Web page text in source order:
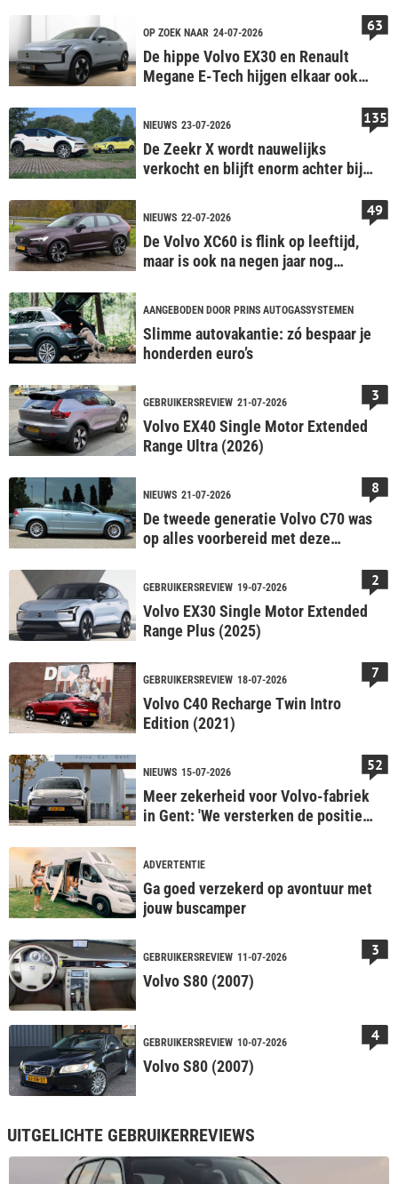
OP ZOEK NAAR 24-07-2026
De hippe Volvo EX30 en Renault
Megane E-Tech hijgen elkaar ook
63
NIEUWS 23-07-2026
De Zeekr X wordt nauwelijks
verkocht en blijft enorm achter bij
135
NIEUWS 22-07-2026
De Volvo XC60 is flink op leeftijd,
maar is ook na negen jaar nog
49
AANGEBODEN DOOR PRINS AUTOGASSYSTEMEN
Slimme autovakantie: zó bespaar je
honderden euro’s
GEBRUIKERSREVIEW 21-07-2026
Volvo EX40 Single Motor Extended
Range Ultra (2026)
3
NIEUWS 21-07-2026
De tweede generatie Volvo C70 was
op alles voorbereid met deze
8
GEBRUIKERSREVIEW 19-07-2026
Volvo EX30 Single Motor Extended
Range Plus (2025)
2
GEBRUIKERSREVIEW 18-07-2026
Volvo C40 Recharge Twin Intro
Edition (2021)
7
NIEUWS 15-07-2026
Meer zekerheid voor Volvo-fabriek
in Gent: 'We versterken de positie
52
ADVERTENTIE
Ga goed verzekerd op avontuur met
jouw buscamper
GEBRUIKERSREVIEW 11-07-2026
Volvo S80 (2007)
3
GEBRUIKERSREVIEW 10-07-2026
Volvo S80 (2007)
4
UITGELICHTE GEBRUIKERREVIEWS